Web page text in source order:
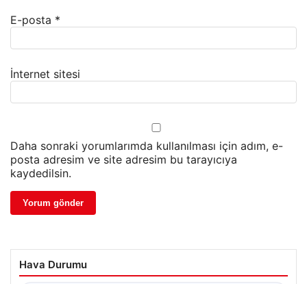
E-posta *
İnternet sitesi
Daha sonraki yorumlarımda kullanılması için adım, e-
posta adresim ve site adresim bu tarayıcıya
kaydedilsin.
Hava Durumu